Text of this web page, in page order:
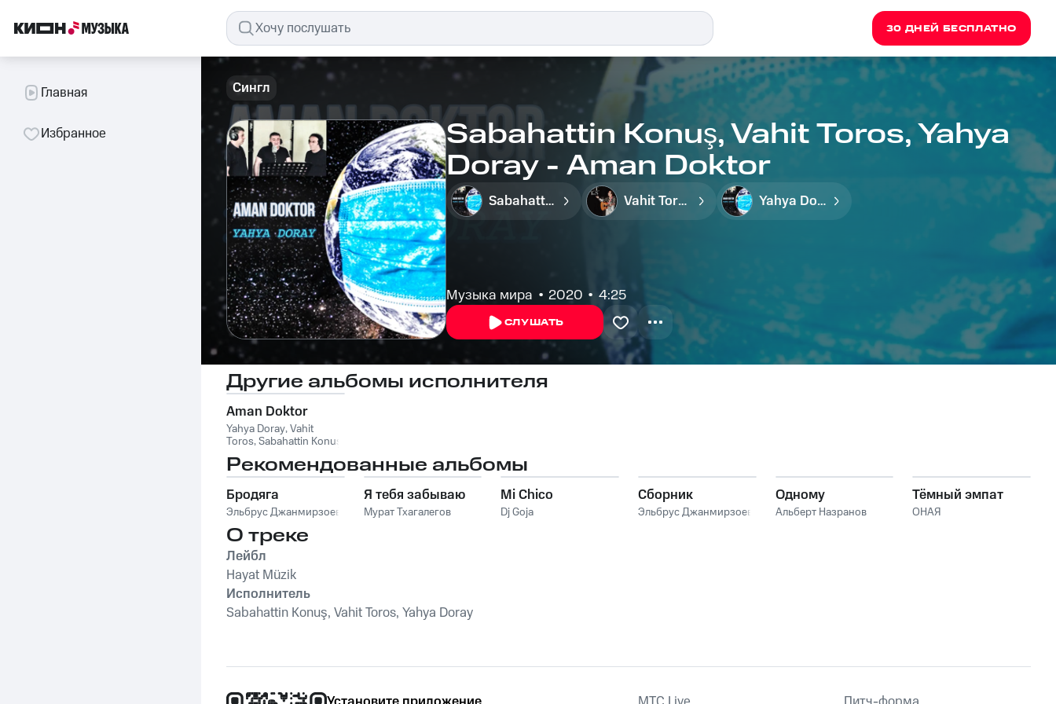
30 ДНЕЙ БЕСПЛАТНО
Главная
Избранное
Сингл
Sabahattin Konuş, Vahit Toros, Yahya
Doray - Aman Doktor
Sabahattin Konuş Vahit Toros Yahya Doray
Музыка мира 2020 4:25
СЛУШАТЬ
Другие альбомы исполнителя
Aman Doktor
Yahya Doray,Vahit
Toros,Sabahattin Konuş
Рекомендованные альбомы
Бродяга
Эльбрус Джанмирзоев
Я тебя забываю
Мурат Тхагалегов
Mi Chico
Dj Goja
Сборник
Эльбрус Джанмирзоев
Одному
Альберт Назранов
Тёмный эмпат
ОНАЯ
О треке
Лейбл
Hayat Müzik
Исполнитель
Sabahattin Konuş, Vahit Toros, Yahya Doray